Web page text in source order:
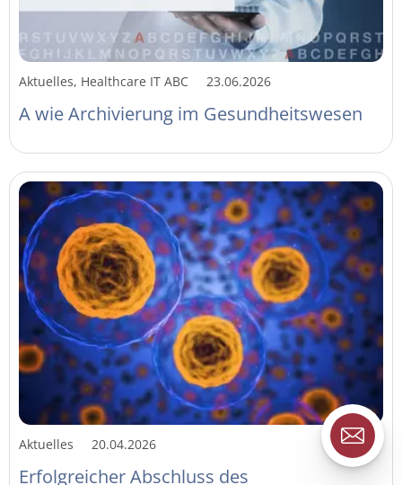
Aktuelles, Healthcare IT ABC 23.06.2026
A wie Archivierung im Gesundheitswesen
Aktuelles 20.04.2026
Erfolgreicher Abschluss des